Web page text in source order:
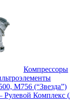
Компрессоры
М756 (“Звезда”)
Рулевой Комплекс